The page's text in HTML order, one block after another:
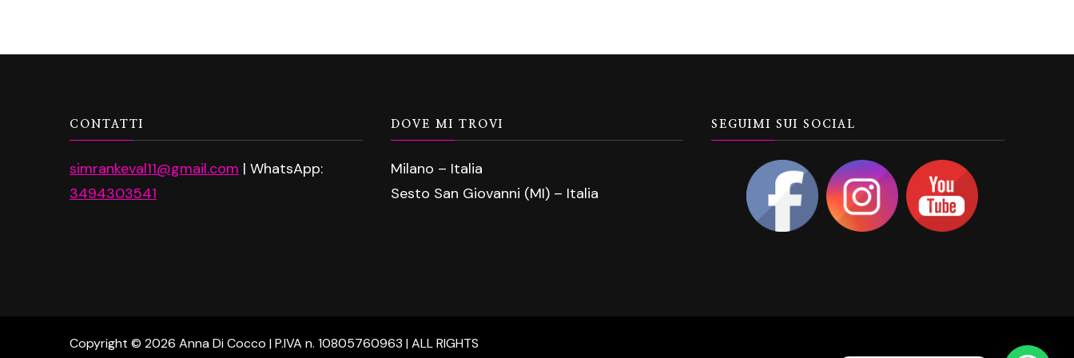
CONTATTI
simrankeval11@gmail.com | WhatsApp:
3494303541
DOVE MI TROVI
Milano – Italia
Sesto San Giovanni (MI) – Italia
SEGUIMI SUI SOCIAL
Copyright © 2026 Anna Di Cocco | P.IVA n. 10805760963 | ALL RIGHTS